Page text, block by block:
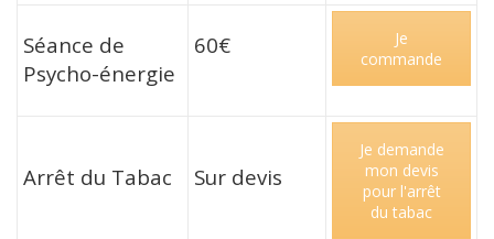
Séance de
Psycho-énergie
60€
Je
commande
Arrêt du Tabac Sur devis
Je demande
mon devis
pour l'arrêt
du tabac